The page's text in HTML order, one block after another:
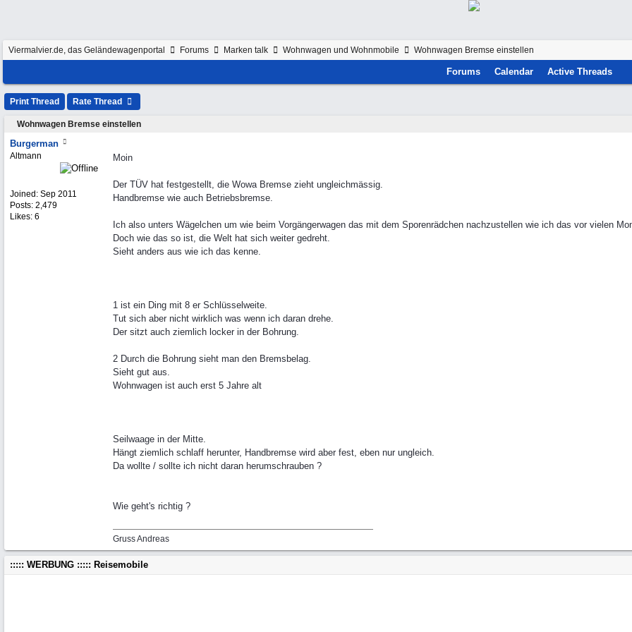
Viermalvier.de, das Geländewagenportal Forums Marken talk Wohnwagen und Wohnmobile Wohnwagen Bremse einstellen
Forums Calendar Active Threads
Print Thread Rate Thread
Wohnwagen Bremse einstellen
Burgerman
Altmann
Joined: Sep 2011
Posts: 2,479
Likes: 6
Moin
Der TÜV hat festgestellt, die Wowa Bremse zieht ungleichmässig.
Handbremse wie auch Betriebsbremse.
Ich also unters Wägelchen um wie beim Vorgängerwagen das mit dem Sporenrädchen nachzustellen wie ich das vor vielen
Doch wie das so ist, die Welt hat sich weiter gedreht.
Sieht anders aus wie ich das kenne.
1 ist ein Ding mit 8 er Schlüsselweite.
Tut sich aber nicht wirklich was wenn ich daran drehe.
Der sitzt auch ziemlich locker in der Bohrung.
2 Durch die Bohrung sieht man den Bremsbelag.
Sieht gut aus.
Wohnwagen ist auch erst 5 Jahre alt
Seilwaage in der Mitte.
Hängt ziemlich schlaff herunter, Handbremse wird aber fest, eben nur ungleich.
Da wollte / sollte ich nicht daran herumschrauben ?
Wie geht's richtig ?
Gruss Andreas
::::: WERBUNG ::::: Reisemobile